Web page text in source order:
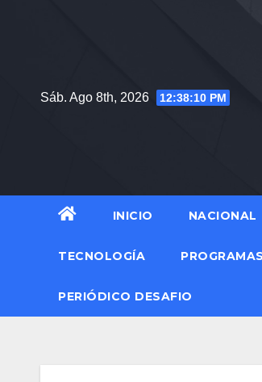
Sáb. Ago 8th, 2026 12:38:11 PM
INICIO NACIONAL
TECNOLOGÍA PROGRAMAS
PERIÓDICO DESAFIO